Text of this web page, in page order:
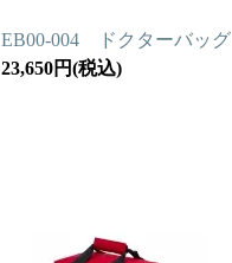
EB00-004 ドクターバッグ
23,650円(税込)